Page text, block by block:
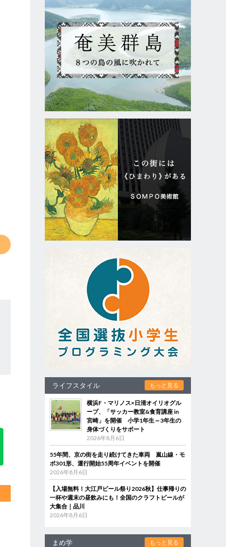
ライフスタイル もっと見る
横浜F・マリノス×日清オイリオグル
ープ、「サッカー教室&食育講座 in
宮崎」を開催 小学1年生～3年生の
身体づくりをサポート
2026年8月6日
55年間、京の街を走り続けてきた車両 嵐山線・モ
ボ301形、運行開始55周年イベントを開催
2026年8月6日
【入場無料！大江戸ビール祭り2026秋】仕事帰りの
一杯や週末の昼飲みにも！全国のクラフトビールが
大集合｜品川
2026年8月6日
まめ学 もっと見る